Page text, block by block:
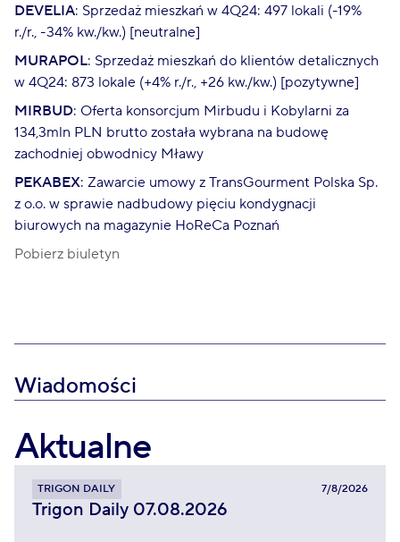
DEVELIA: Sprzedaż mieszkań w 4Q24: 497 lokali (-19%
r./r., -34% kw./kw.) [neutralne]
MURAPOL: Sprzedaż mieszkań do klientów detalicznych
w 4Q24: 873 lokale (+4% r./r., +26 kw./kw.) [pozytywne]
MIRBUD: Oferta konsorcjum Mirbudu i Kobylarni za
134,3mln PLN brutto została wybrana na budowę
zachodniej obwodnicy Mławy
PEKABEX: Zawarcie umowy z TransGourment Polska Sp.
z o.o. w sprawie nadbudowy pięciu kondygnacji
biurowych na magazynie HoReCa Poznań
Pobierz biuletyn
Wiadomości
Aktualne
TRIGON DAILY 7/8/2026
Trigon Daily 07.08.2026